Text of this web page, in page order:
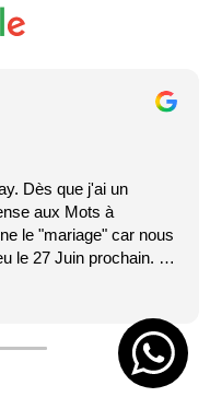
Dès que j'ai un
aux Mots à
le "mariage" car nous
le 27 Juin prochain. Je